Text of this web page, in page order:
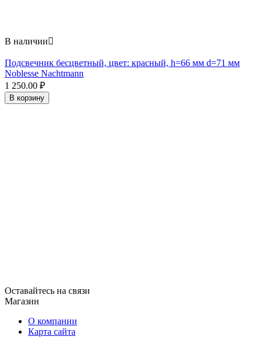
В наличии
Подсвечник бесцветный, цвет: красный, h=66 мм d=71 мм
Noblesse Nachtmann
1 250.00 ₽
В корзину
Оставайтесь на связи
Магазин
О компании
Карта сайта